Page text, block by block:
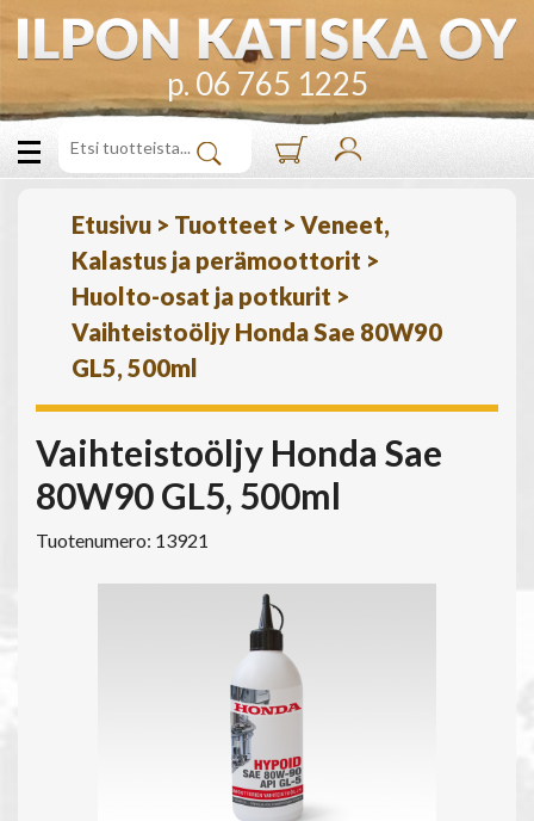
p. 06 765 1225
Etusivu > Tuotteet > Veneet,
Kalastus ja perämoottorit >
Huolto-osat ja potkurit >
Vaihteistoöljy Honda Sae 80W90
GL5, 500ml
Vaihteistoöljy Honda Sae
80W90 GL5, 500ml
Tuotenumero: 13921